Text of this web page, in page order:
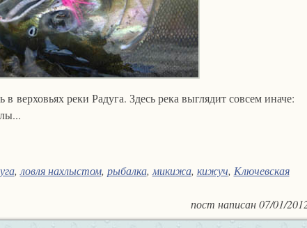
верховьях реки Радуга. Здесь река выглядит совсем иначе:
, ловля нахлыстом, рыбалка, микижа, кижуч, Ключевская
пост написан07/01/